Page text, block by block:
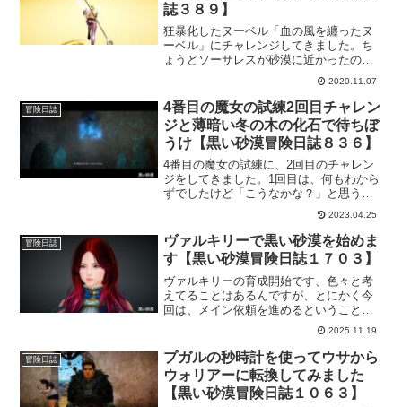
誌３８９】
狂暴化したヌーベル「血の風を纏ったヌ
ーベル」にチャレンジしてきました。ち
ょうどソーサレスが砂漠に近かったので
任せてみたんですけど、いろいろ痛くて
全くと言っていいほど戦闘になりません
でした。倒されては戻ってを繰り返し
で…。痛いぞー。
2020.11.07
冒険日誌
4番目の魔女の試練2回目チャレン
ジと薄暗い冬の木の化石で待ちぼ
うけ【黒い砂漠冒険日誌８３６】
4番目の魔女の試練に、2回目のチャレン
ジをしてきました。1回目は、何もわから
ずでしたけど「こうなかな？」と思うと
ころがあったので、今回はそれが正しい
のか確認も含めてのチャレンジです。そ
して、薄暗い冬の木の化石で結構待ちぼ
うけを喰らってしまいました。
2023.04.25
冒険日誌
ヴァルキリーで黒い砂漠を始めま
す【黒い砂漠冒険日誌１７０３】
ヴァルキリーの育成開始です、色々と考
えてることはあるんですが、とにかく今
回は、メイン依頼を進めるということ
と、一般防具の外見も確認していこうと
いうのがあります。購入すればいいけ
ど、依頼や狩り場で集まるならその方が
楽しいかなと思いまして。
2025.11.19
冒険日誌
プガルの秒時計を使ってウサから
ウォリアーに転換してみました
【黒い砂漠冒険日誌１０６３】